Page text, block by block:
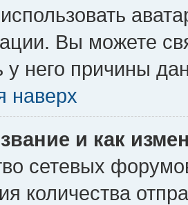
Вы можете
у него причины
наверх
и как
сетевых
количества